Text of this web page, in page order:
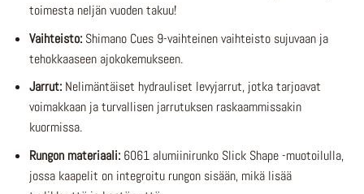
toimesta neljän vuoden takuu!
Vaihteisto:Shimano Cues 9-vaihteinen vaihteisto sujuvaan ja
tehokkaaseen ajokokemukseen.
Jarrut:Nelimäntäiset hydrauliset levyjarrut, jotka tarjoavat
voimakkaan ja turvallisen jarrutuksen raskaammissakin
kuormissa.
Rungon materiaali:6061 alumiinirunko Slick Shape -muotoilulla,
jossa kaapelit on integroitu rungon sisään, mikä lisää